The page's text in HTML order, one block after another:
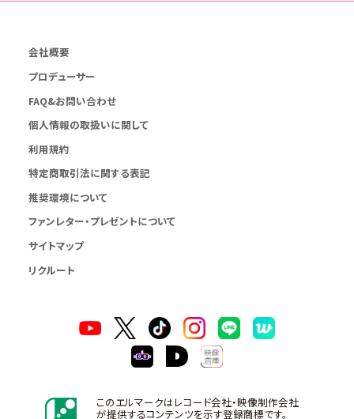
会社概要
プロデューサー
FAQ&お問い合わせ
個人情報の取扱いに関して
利用規約
特定商取引法に関する表記
推奨環境について
ファンレター・プレゼントについて
サイトマップ
リクルート
このエルマークはレコード会社・映像制作会社
が提供するコンテンツを示す登録商標です。